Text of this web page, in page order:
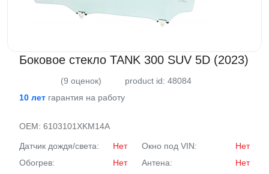
Боковое стекло TANK 300 SUV 5D (2023)
(9 оценок)
product id: 48084
10 лет гарантия на работу
OEM: 6103101XKM14A
Датчик дождя/света: Нет Окно под VIN:
Нет
Обогрев:
Нет Антена:
Нет